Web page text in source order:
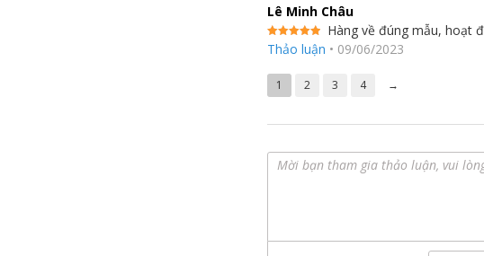
Lê Minh Châu
Được xếp
hạng5 5
Hàng về đúng mẫu, hoạt
Thảo luận • 09/06/2023
1 2 3 4 →